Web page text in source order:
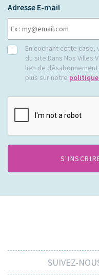
Adresse E-mail
RGPDEn cochant cette
du site Dans Nos Villes
lien de
plus sur notre
CAPTCHA
SUIVEZ-